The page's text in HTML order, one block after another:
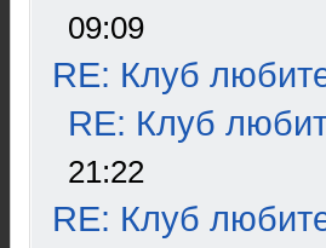
09:09
RE: Клуб
RE: Клуб
21:22
RE: Клуб